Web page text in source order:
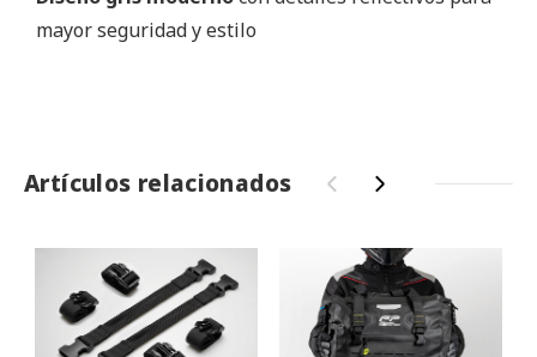
mayor seguridad y estilo
Artículos relacionados ‹ ›